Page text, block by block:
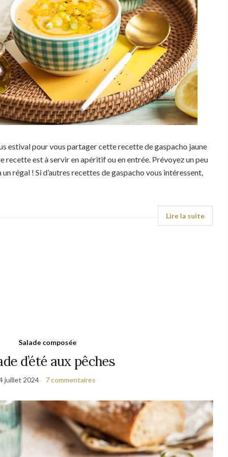
estival pour vous partager cette recette de gaspacho jaune
recette est à servir en apéritif ou en entrée. Prévoyez un peu
un régal ! Si d’autres recettes de gaspacho vous intéressent,
Salade composée
d’été aux pêches
juillet 2024 7 commentaires